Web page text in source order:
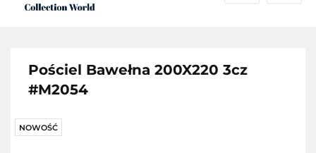
Pościel Bawełna 200X220 3cz
#M2054
NOWOŚĆ